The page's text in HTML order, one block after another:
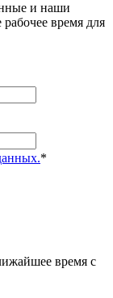
и наши
время для
*
время с